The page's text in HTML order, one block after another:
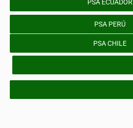
PSA ECUADOR
PSA PERÚ
PSA CHILE